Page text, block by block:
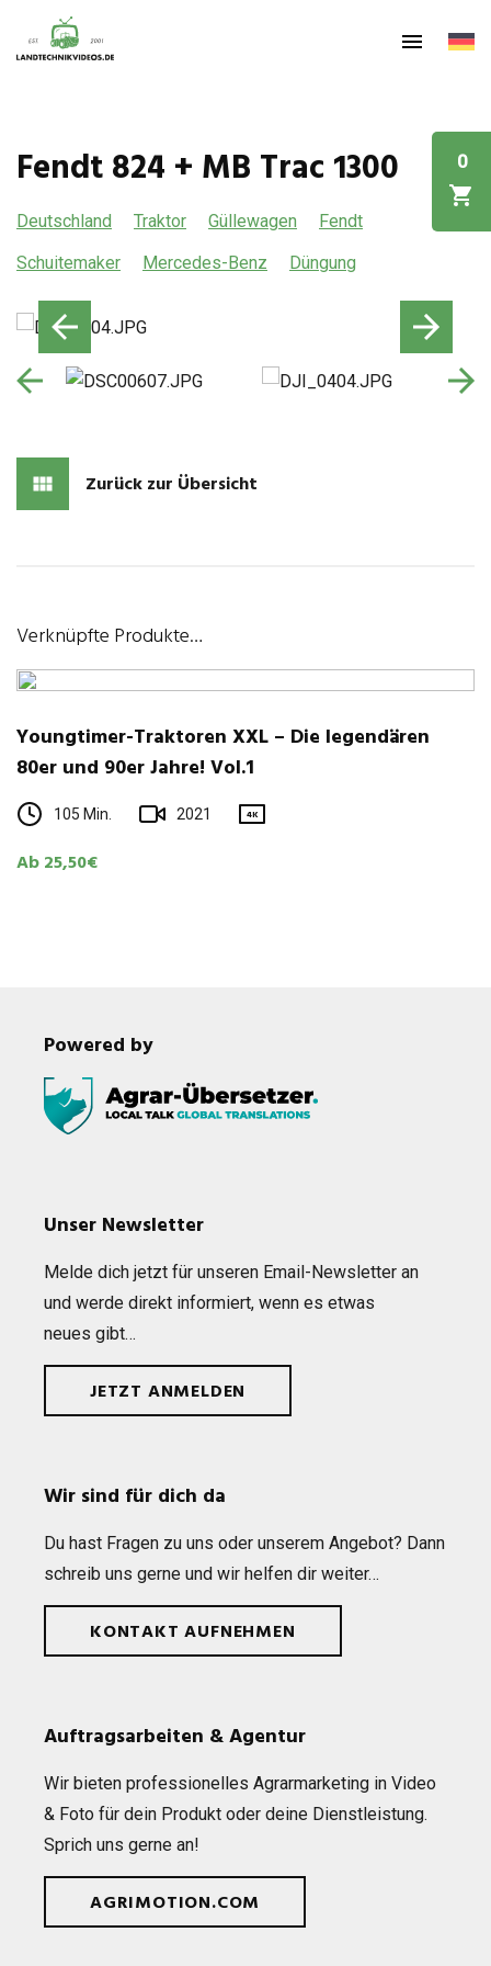
0
Fendt 824 + MB Trac 1300
Deutschland Traktor Güllewagen
Fendt
Schuitemaker
Mercedes-Benz Düngung
Zurück zur Übersicht
Verknüpfte Produkte…
Youngtimer-Traktoren XXL – Die legendären
80er und 90er Jahre! Vol.1
105 Min. 2021 4K
Ab 25,50€
Powered by
Unser Newsletter
Melde dich jetzt für unse­ren Email-News­let­ter an
und werde direkt infor­miert, wenn es etwas
neues gibt…
JETZT ANMELDEN
Wir sind für dich da
Du hast Fra­gen zu uns oder unse­rem Ange­bot? Dann
schreib uns gerne und wir hel­fen dir weiter…
KONTAKT AUFNEHMEN
Auftragsarbeiten & Agentur
Wir bie­ten pro­fes­sio­nel­les Agrar­mar­ke­ting in Video
& Foto für dein Pro­dukt oder deine Dienst­leis­tung.
Sprich uns gerne an!
AGRIMOTION.COM